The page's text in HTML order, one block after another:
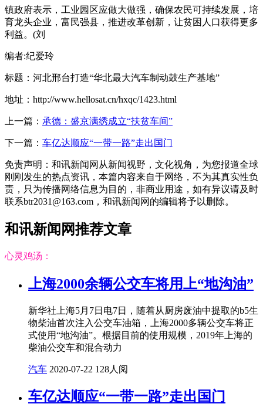
镇政府表示，工业园区应做大做强，确保农民可持续发展，培
育龙头企业，富民强县，推进改革创新，让贫困人口获得更多
利益。(刘
编者:纪爱玲
标题：河北邢台打造“华北最大汽车制动鼓生产基地”
地址：http://www.hellosat.cn/hxqc/1423.html
上一篇： 承德：盛京满绣成立“扶贫车间”
下一篇： 车亿达顺应“一带一路”走出国门
免责声明：和讯新闻网从新闻视野，文化视角，为您报道全球
刚刚发生的热点资讯，本篇内容来自于网络，不为其真实性负
责，只为传播网络信息为目的，非商业用途，如有异议请及时
联系btr2031@163.com，和讯新闻网的编辑将予以删除。
和讯新闻网推荐文章
心灵鸡汤：
上海2000余辆公交车将用上“地沟油”
新华社上海5月7日电7日，随着从厨房废油中提取的b5生
物柴油首次注入公交车油箱，上海2000多辆公交车将正
式使用“地沟油”。根据目前的使用规模，2019年上海的
柴油公交车和混合动力
汽车 2020-07-22 128人阅
车亿达顺应“一带一路”走出国门